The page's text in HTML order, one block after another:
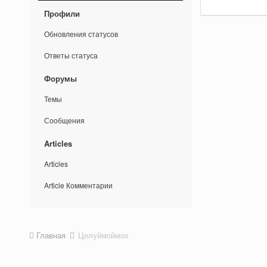
Профили
Обновления статусов
Ответы статуса
Форумы
Темы
Сообщения
Articles
Articles
Article Комментарии
Главная Целуймоймох